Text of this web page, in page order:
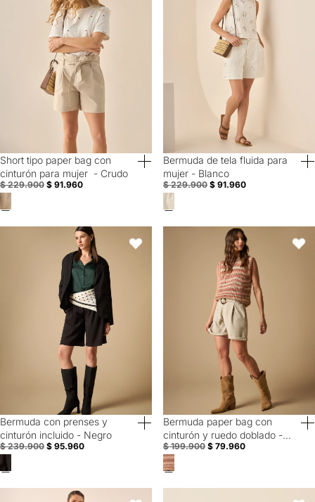
60% Off
Short tipo paper bag con
cinturón para mujer - Crudo
$ 229.900 $ 91.960
60% Off
Bermuda de tela fluida para
mujer - Blanco
$ 229.900 $ 91.960
Bermuda con prenses y cinturón incluido - Negro
60% Off
Bermuda con prenses y
cinturón incluido - Negro
$ 239.900 $ 95.960
Favoritos
Bermuda paper bag con
60% Off
Bermuda paper bag con
cinturón y ruedo doblado -
Beige
$ 199.900 $ 79.960
Bermuda Negra Tiro Alto con Pliegues Frontales - Negro